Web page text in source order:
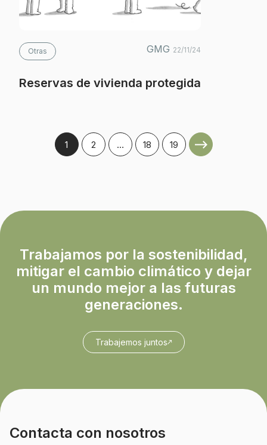
Otras GMG 22/11/24
Reservas de vivienda protegida
1 2 … 18 19
Trabajamos por la sostenibilidad,
mitigar el cambio climático y dejar
un mundo mejor a las futuras
generaciones.
Trabajemos juntos
Contacta con nosotros